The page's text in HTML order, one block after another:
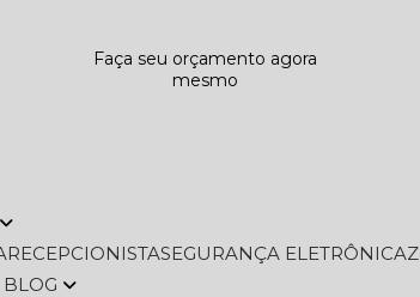
Faça seu orçamento agora
mesmo
RECEPCIONISTA SEGURANÇA ELETRÔNICA
BLOG